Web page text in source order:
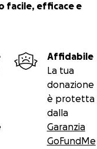
facile, efficace e
Affidabile
La tua
donazione
è protetta
dalla
Garanzia
GoFundMe